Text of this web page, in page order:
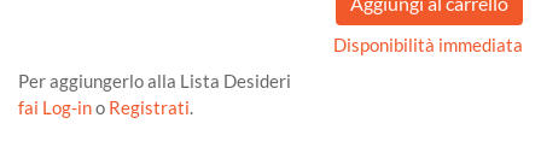
Disponibilità immediata
Per aggiungerlo alla Lista Desideri
fai Log-ino Registrati.